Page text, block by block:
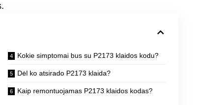
Kokie simptomai bus su P2173 klaidos kodu?
Dėl ko atsirado P2173 klaida?
Kaip remontuojamas P2173 klaidos kodas?